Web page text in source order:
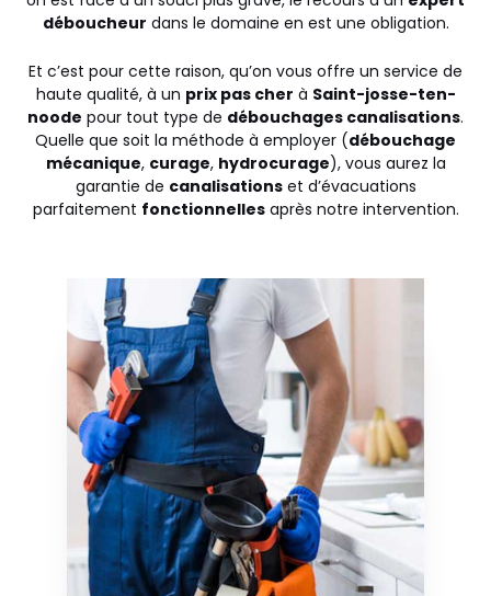
déboucheur dans le domaine en est une obligation.
Et c’est pour cette raison, qu’on vous offre un service de
haute qualité, à un prix pas cher à Saint-josse-ten-
noode pour tout type de débouchages canalisations.
Quelle que soit la méthode à employer (débouchage
mécanique, curage, hydrocurage), vous aurez la
garantie de canalisationset d’évacuations
parfaitement fonctionnellesaprès notre intervention.